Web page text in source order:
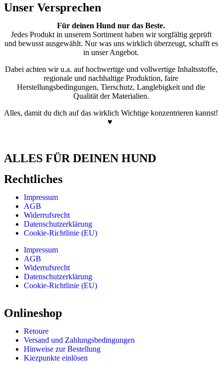
Unser Versprechen
Für deinen Hund nur das Beste.
Jedes Produkt in unserem Sortiment haben wir sorgfältig geprüft
und bewusst ausgewählt. Nur was uns wirklich überzeugt, schafft es
in unser Angebot.
Dabei achten wir u.a. auf hochwertige und vollwertige Inhaltsstoffe,
regionale und nachhaltige Produktion, faire
Herstellungsbedingungen, Tierschutz, Langlebigkeit und die
Qualität der Materialien.
Alles, damit du dich auf das wirklich Wichtige konzentrieren kannst!
♥
ALLES FÜR DEINEN HUND
Rechtliches
Impressum
AGB
Widerrufsrecht
Datenschutzerklärung
Cookie-Richtlinie (EU)
Impressum
AGB
Widerrufsrecht
Datenschutzerklärung
Cookie-Richtlinie (EU)
Onlineshop
Retoure
Versand und Zahlungsbedingungen
Hinweise zur Bestellung
Kiezpunkte einlösen